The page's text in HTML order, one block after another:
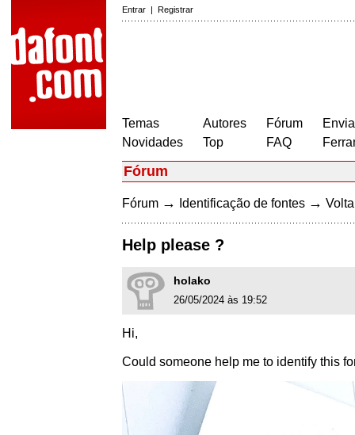
Entrar | Registrar
Temas
Novidades
Autores
Top
Fórum
FAQ
Fórum
Fórum → Identificação de fontes →
Help please ?
holako
26/05/2024 às 19:52
Hi,
Could someone help me to identify this